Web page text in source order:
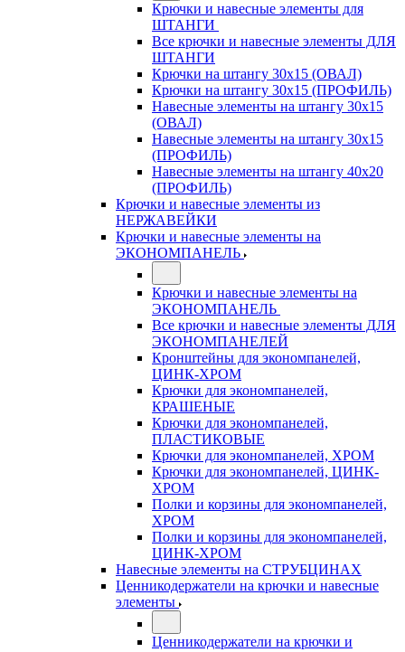
Крючки и навесные элементы для
ШТАНГИ
Все крючки и навесные элементы ДЛЯ
ШТАНГИ
Крючки на штангу 30х15 (ОВАЛ)
Крючки на штангу 30х15 (ПРОФИЛЬ)
Навесные элементы на штангу 30х15
(ОВАЛ)
Навесные элементы на штангу 30х15
(ПРОФИЛЬ)
Навесные элементы на штангу 40х20
(ПРОФИЛЬ)
Крючки и навесные элементы из
НЕРЖАВЕЙКИ
Крючки и навесные элементы на
ЭКОНОМПАНЕЛЬ
Крючки и навесные элементы на
ЭКОНОМПАНЕЛЬ
Все крючки и навесные элементы ДЛЯ
ЭКОНОМПАНЕЛЕЙ
Кронштейны для экономпанелей,
ЦИНК-ХРОМ
Крючки для экономпанелей,
КРАШЕНЫЕ
Крючки для экономпанелей,
ПЛАСТИКОВЫЕ
Крючки для экономпанелей, ХРОМ
Крючки для экономпанелей, ЦИНК-
ХРОМ
Полки и корзины для экономпанелей,
ХРОМ
Полки и корзины для экономпанелей,
ЦИНК-ХРОМ
Навесные элементы на СТРУБЦИНАХ
Ценникодержатели на крючки и навесные
элементы
Ценникодержатели на крючки и